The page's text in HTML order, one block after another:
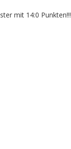
mit 14:0 Punkten!!!